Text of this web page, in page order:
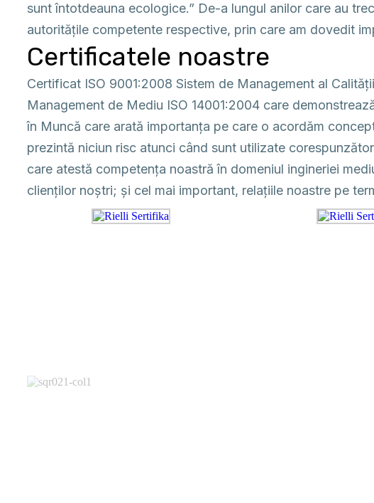
sunt întotdeauna ecologice.” De-a lungul anilor care au
autoritățile competente respective, prin care am dovedit
Certificatele noastre
Certificat ISO 9001:2008 Sistem de Management al
Management de Mediu ISO 14001:2004 care
în Muncă care arată importanța pe care o acordăm
prezintă niciun risc atunci când sunt utilizate
care atestă competența noastră în domeniul ingineriei
clienților noștri; și cel mai important, relațiile noastre pe